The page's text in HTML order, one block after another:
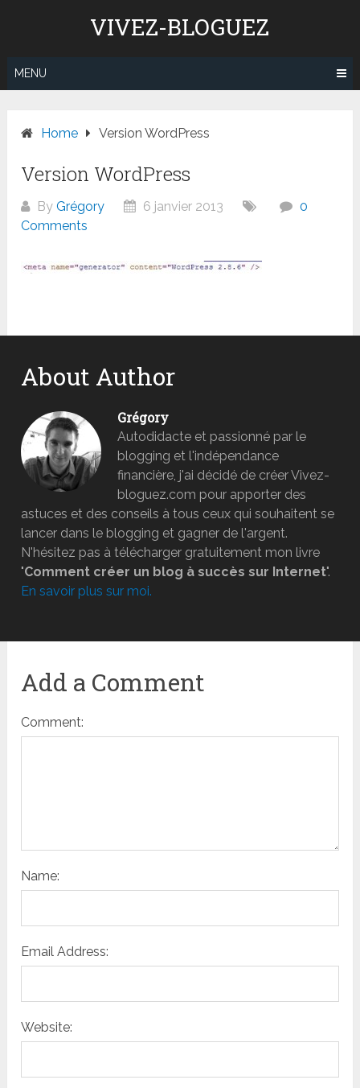
VIVEZ-BLOGUEZ
MENU
Home Version WordPress
Version WordPress
ByGrégory 6 janvier 2013
0
Comments
About Author
Grégory
Autodidacte et passionné par le
blogging et l'indépendance
financière, j'ai décidé de créer Vivez-
bloguez.com pour apporter des
astuces et des conseils à tous ceux qui souhaitent se
lancer dans le blogging et gagner de l'argent.
N'hésitez pas à télécharger gratuitement mon livre
"Comment créer un blog à succès sur Internet".
En savoir plus sur moi.
Add a Comment
Comment:
Name:
Email Address:
Website: